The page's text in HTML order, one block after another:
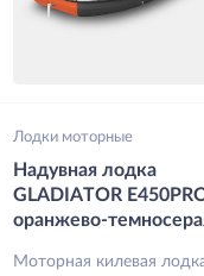
Лодки моторные
Надувная лодка
GLADIATOR
оранжево-
Моторная килевая